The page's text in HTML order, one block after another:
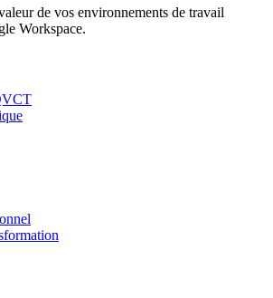
de vos environnements de travail
Workspace.